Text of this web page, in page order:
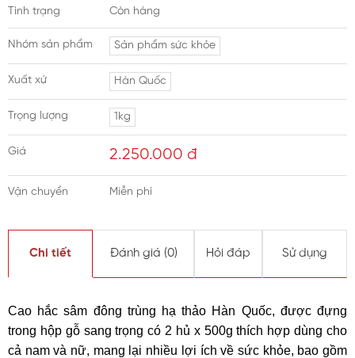
Tình trạng Còn hàng
Nhóm sản phẩm Sản phẩm sức khỏe
Xuất xứ Hàn Quốc
Trọng lượng 1kg
Giá 2.250.000 đ
Vận chuyển Miễn phí
Chi tiết Đánh giá (0) Hỏi đáp Sử dụng
Cao hắc sâm đông trùng hạ thảo Hàn Quốc, được đựng
trong hộp gỗ sang trọng có 2 hủ x 500g thích hợp dùng cho
cả nam và nữ, mang lại nhiều lợi ích về sức khỏe, bao gồm